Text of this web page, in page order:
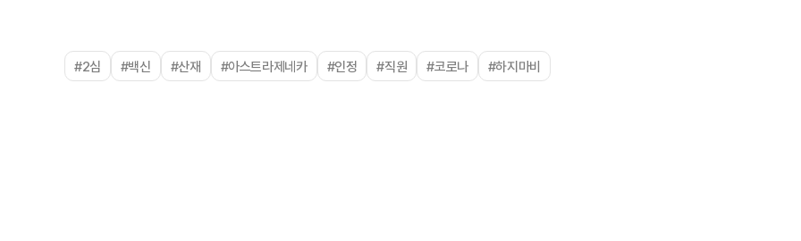
#2심 #백신 #산재 #아스트라제네카 #인정 #직원 #코로나 #하지마비